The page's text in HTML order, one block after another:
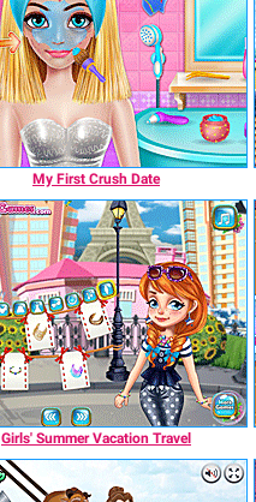
My First Crush Date
Girls' Summer Vacation Travel